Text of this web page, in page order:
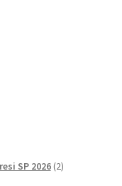
SP 2026 2izdelka